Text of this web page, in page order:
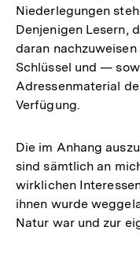
Niederlegungen
Denjenigen Lesern,
daran
Schlüssel und —
Adressenmaterial
Verfügung.
Die im Anhang
sind sämtlich an
wirklichen
ihnen wurde
Natur war und zur